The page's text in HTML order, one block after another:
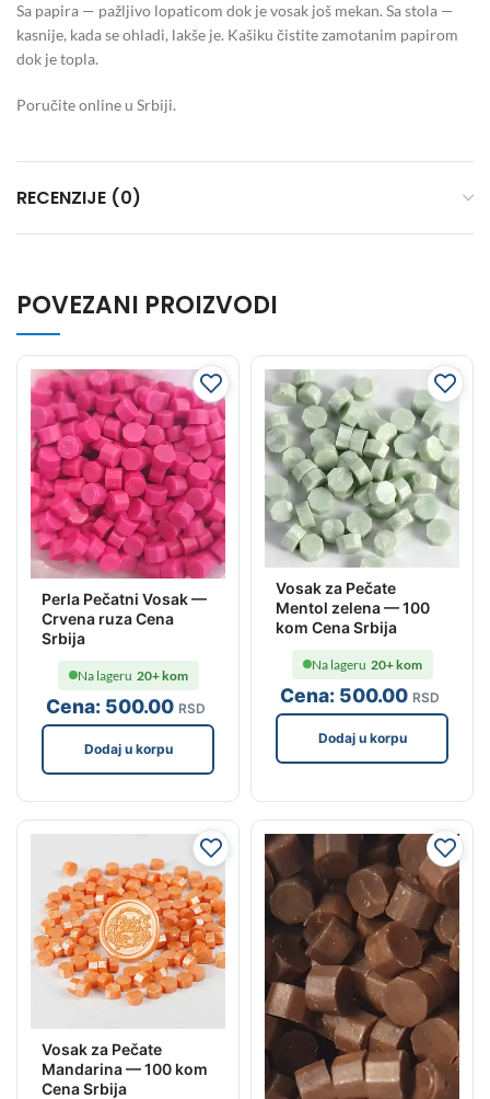
Sa papira — pažljivo lopaticom dok je vosak još mekan. Sa stola —
kasnije, kada se ohladi, lakše je. Kašiku čistite zamotanim papirom
dok je topla.
Poručite online u Srbiji.
RECENZIJE (0)
POVEZANI PROIZVODI
Perla Pečatni Vosak —
Crvena ruza Cena
Srbija
Cena: 500.00 RSD
Na lageru 20+ kom
Dodaj u korpu
Vosak za Pečate
Mentol zelena — 100
kom Cena Srbija
Cena: 500.00 RSD
Na lageru 20+ kom
Dodaj u korpu
Vosak za Pečate
Mandarina — 100 kom
Cena Srbija